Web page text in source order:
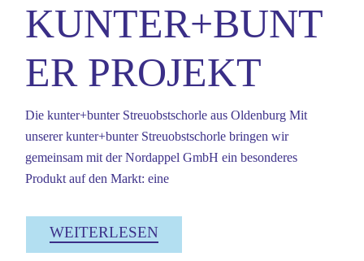
KUNTER+BUNT
ER PROJEKT
Die kunter+bunter Streuobstschorle aus Oldenburg Mit
unserer kunter+bunter Streuobstschorle bringen wir
gemeinsam mit der Nordappel GmbH ein besonderes
Produkt auf den Markt: eine
WEITERLESEN